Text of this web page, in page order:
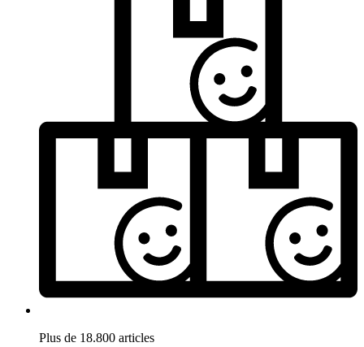
Plus de 18.800 articles